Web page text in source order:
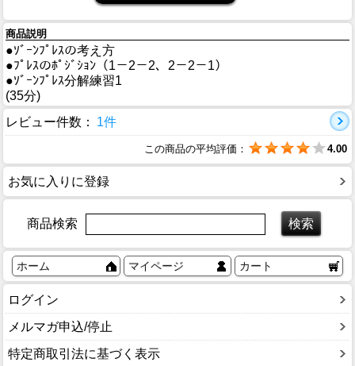
商品説明
●ｿﾞｰﾝﾌﾟﾚｽの考え方
●ﾌﾟﾚｽのﾎﾟｼﾞｼｮﾝ（1－2－2、2－2－1）
●ｿﾞｰﾝﾌﾟﾚｽ分解練習1
(35分)
レビュー件数：
1件
この商品の平均評価： 4.00
お気に入りに登録
商品検索
ホーム マイページ カート
ログイン
メルマガ申込/停止
特定商取引法に基づく表示